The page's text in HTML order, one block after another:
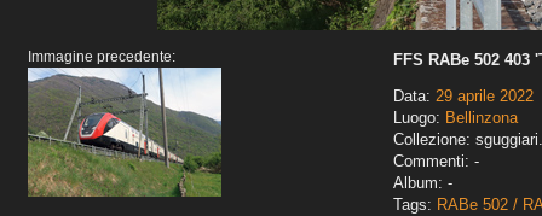
Immagine precedente:
FFS RABe 502 403
Data: 29 aprile 2022
Luogo: Bellinzona
Collezione:
Commenti: -
Album: -
Tags: RABe 502 /